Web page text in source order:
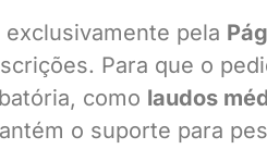
pela
Para que o
como laudos
o suporte para